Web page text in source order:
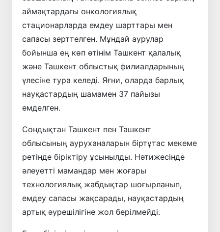
аймақтардағы онкологиялық
стационарларда емдеу шарттары мен
сапасы зерттелген. Мұндай аурулар
бойынша ең көп өтінім Ташкент қалалық
және Ташкент облыстық филиалдарының
үлесіне тура келеді. Яғни, оларда барлық
науқастардың шамамен 37 пайызы
емделген.
Сондықтан Ташкент пен Ташкент
облысының ауруханаларын біртұтас мекеме
ретінде біріктіру ұсынылды. Нәтижесінде
әлеуетті мамандар мен жоғары
технологиялық жабдықтар шоғырланып,
емдеу сапасы жақсарады, науқастардың
артық әурешілігіне жол берілмейді.